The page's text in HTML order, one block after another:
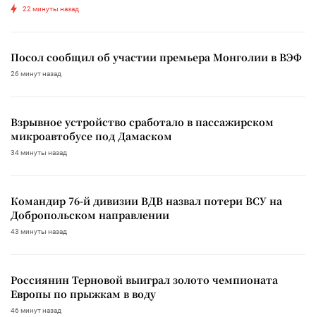
22 минуты назад
Посол сообщил об участии премьера Монголии в ВЭФ
26 минут назад
Взрывное устройство сработало в пассажирском
микроавтобусе под Дамаском
34 минуты назад
Командир 76-й дивизии ВДВ назвал потери ВСУ на
Добропольском направлении
43 минуты назад
Россиянин Терновой выиграл золото чемпионата
Европы по прыжкам в воду
46 минут назад